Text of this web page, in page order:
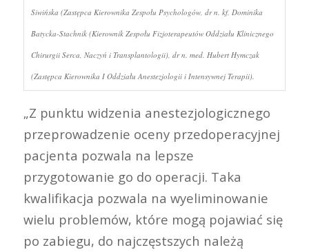
Siwińska (Zastępca Kierownika Zespołu Psychologów, dr n. kf. Dominika
Batycka-Stachnik (Kierownik Zespołu Fizjoterapeutów Oddziału Klinicznego
Chirurgii Serca, Naczyń i Transplantologii), dr n. med. Hubert Hymczak
(Zastępca Kierownika I Oddziału Anestezjologii i Intensywnej Terapii).
„Z punktu widzenia anestezjologicznego
przeprowadzenie oceny przedoperacyjnej
pacjenta pozwala na lepsze
przygotowanie go do operacji. Taka
kwalifikacja pozwala na wyeliminowanie
wielu problemów, które mogą pojawiać się
po zabiegu, do najczęstszych należą